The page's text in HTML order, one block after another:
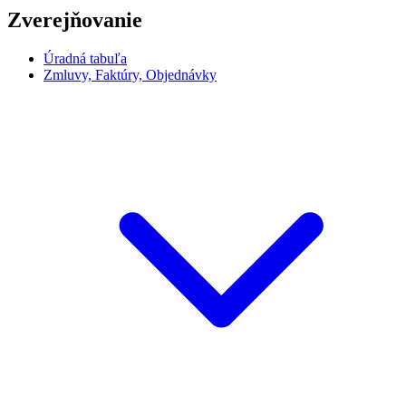
Zverejňovanie
Úradná tabuľa
Zmluvy, Faktúry, Objednávky